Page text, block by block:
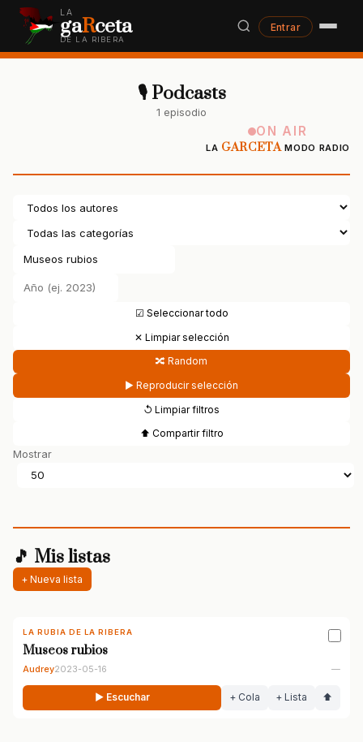
LA
gaRceta
DE LA RIBERA
Entrar
🎙 Podcasts
1 episodio
ON AIR
LA GARCETAMODO RADIO
☑ Seleccionar todo
✕ Limpiar selección
🔀 Random
▶ Reproducir selección
↺ Limpiar filtros
⬆ Compartir filtro
Mostrar
🎵 Mis listas
+ Nueva lista
LA RUBIA DE LA RIBERA
Museos rubios
Audrey2023-05-16 —
▶ Escuchar + Cola + Lista ⬆